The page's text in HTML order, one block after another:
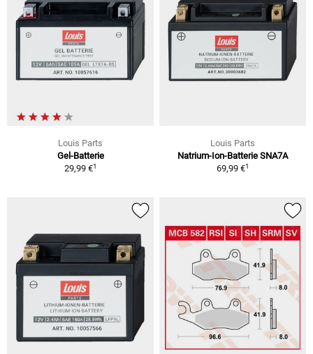
Louis Parts
Gel-Batterie
29,99 €1
Louis Parts
Natrium-Ion-Batterie SNA7A
69,99 €1